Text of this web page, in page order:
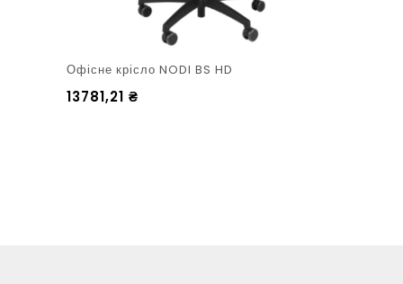
Офісне крісло NODI BS HD
13781,21 ₴